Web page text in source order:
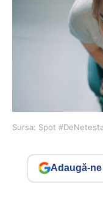
Sursa: Spot
Adaugă-